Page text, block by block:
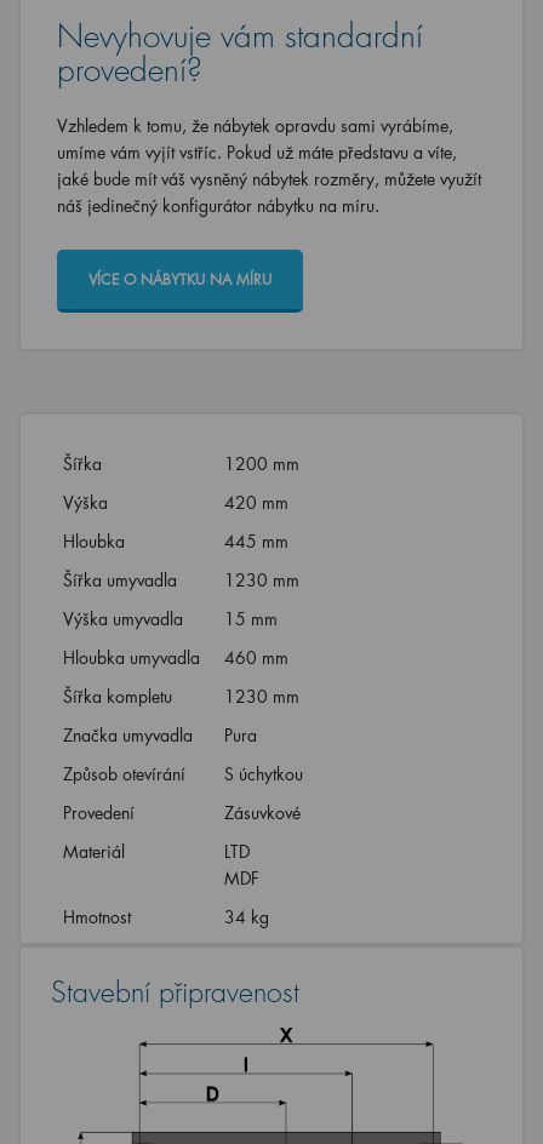
Nevyhovuje vám standardní
provedení?
Vzhledem k tomu, že nábytek opravdu sami vyrábíme,
umíme vám vyjít vstříc. Pokud už máte představu a víte,
jaké bude mít váš vysněný nábytek rozměry, můžete využít
náš jedinečný konfigurátor nábytku na míru.
VÍCE O NÁBYTKU NA MÍRU
Šířka
1200 mm
Výška
420 mm
Hloubka
445 mm
Šířka umyvadla
1230 mm
Výška umyvadla
15 mm
Hloubka umyvadla
460 mm
Šířka kompletu
1230 mm
Značka umyvadla
Pura
Způsob otevírání
S úchytkou
Provedení
Zásuvkové
Materiál
LTD
MDF
Hmotnost
34 kg
Stavební připravenost